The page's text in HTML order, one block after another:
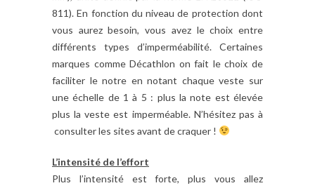
811). En fonction du niveau de protection dont
vous aurez besoin, vous avez le choix entre
différents types d’imperméabilité. Certaines
marques comme Décathlon on fait le choix de
faciliter le notre en notant chaque veste sur
une échelle de 1 à 5 : plus la note est élevée
plus la veste est imperméable. N’hésitez pas à
consulter les sites avant de craquer !
L’intensité de l’effort
Plus l’intensité est forte, plus vous allez